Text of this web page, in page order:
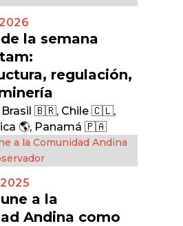
la semana
regulación,
Brasil 🇧🇷, Chile 🇨🇱,
🌎, Panamá 🇵🇦
a la
Andina como